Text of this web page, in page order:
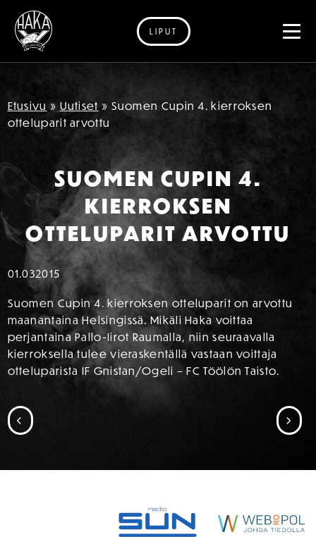
Siirry sisältöön
LIPUT
Etusivu » Uutiset » Suomen Cupin 4. kierroksen
otteluparit arvottu
SUOMEN CUPIN 4.
KIERROKSEN
OTTELUPARIT ARVOTTU
01.032015
Suomen Cupin 4. kierroksen otteluparit on arvottu
maanantaina Helsingissä. Mikäli Haka voittaa
perjantaina Pallo-Iirot Raumalla, niin seuraavalla
kierroksella tulee vieraskentällä vastaan voittaja
otteluparista IF Gnistan/Ogeli – FC Töölön Taisto.
SIIRRY EDELLISEEN